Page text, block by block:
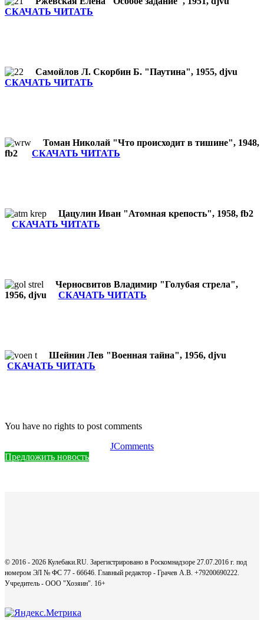
СКАЧАТЬ ЧИТАТЬ
Самойлов Л. Скорбин Б. "Паутина", 1955, djvu
СКАЧАТЬ ЧИТАТЬ
Томан Николай "Что происходит в тишине", 1948,
fb2 СКАЧАТЬ ЧИТАТЬ
Цацулин Иван "Атомная крепость", 1958, fb2
СКАЧАТЬ ЧИТАТЬ
Черносвитов Владимир "Голубая стрела",
1956, djvu СКАЧАТЬ ЧИТАТЬ
Шейнин Лев "Военная тайна", 1956, djvu
СКАЧАТЬ ЧИТАТЬ
You have no rights to post comments
JComments
Предложить новость
© 2016 - 2026 Кулебаки.RU. Зарегистрировано в Роскомнадзоре 27.07.2016 г. под
номером ЭЛ № ФС 77 - 66646. Главный редактор - Грачев А.В. +79200690222.
Учредитель - ООО "Хозяин". 16+